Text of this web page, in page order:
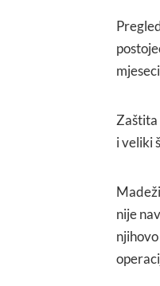
Zaštita
i veliki
nije